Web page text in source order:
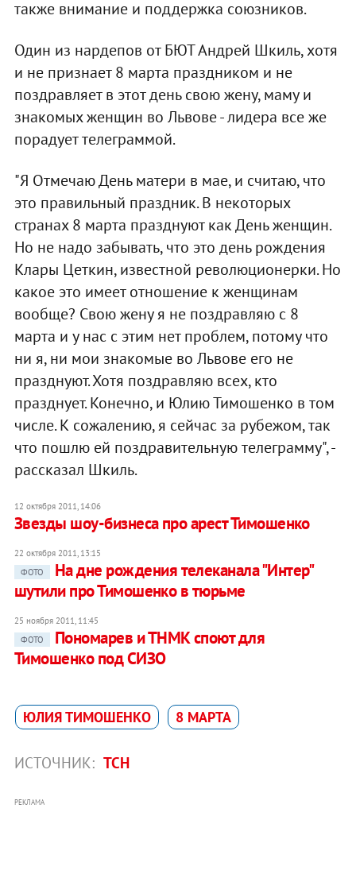
также внимание и поддержка союзников.
Один из нардепов от БЮТ Андрей Шкиль, хотя
и не признает 8 марта праздником и не
поздравляет в этот день свою жену, маму и
знакомых женщин во Львове - лидера все же
порадует телеграммой.
"Я Отмечаю День матери в мае, и считаю, что
это правильный праздник. В некоторых
странах 8 марта празднуют как День женщин.
Но не надо забывать, что это день рождения
Клары Цеткин, известной революционерки. Но
какое это имеет отношение к женщинам
вообще? Свою жену я не поздравляю с 8
марта и у нас с этим нет проблем, потому что
ни я, ни мои знакомые во Львове его не
празднуют. Хотя поздравляю всех, кто
празднует. Конечно, и Юлию Тимошенко в том
числе. К сожалению, я сейчас за рубежом, так
что пошлю ей поздравительную телеграмму", -
рассказал Шкиль.
12 октября 2011, 14:06
Звезды шоу-бизнеса про арест Тимошенко
22 октября 2011, 13:15
ФОТО
На дне рождения телеканала "Интер"
шутили про Тимошенко в тюрьме
25 ноября 2011, 11:45
ФОТО
Пономарев и ТНМК споют для
Тимошенко под СИЗО
ЮЛИЯ ТИМОШЕНКО 8 МАРТА
ИСТОЧНИК: ТСН
РЕКЛАМА